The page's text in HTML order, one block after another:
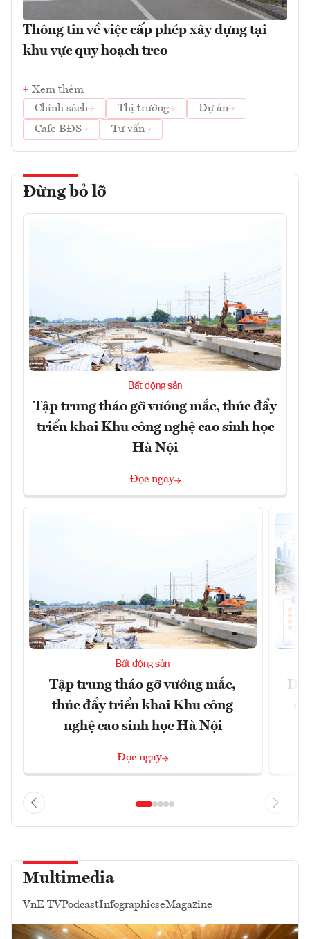
Thông tin về việc cấp phép xây dựng tại
khu vực quy hoạch treo
Xem thêm
Chính sách
Thị trường
Dự án
Cafe BĐS
Tư vấn
Đừng bỏ lỡ
Bất động sản
Tập trung tháo gỡ vướng mắc, thúc đẩy
triển khai Khu công nghệ cao sinh học
Hà Nội
Đọc ngay
Bất động sản
Tập trung tháo gỡ vướng mắc,
thúc đẩy triển khai Khu công
nghệ cao sinh học Hà Nội
Đọc ngay
Multimedia
VnE TVPodcastInfographicseMagazine